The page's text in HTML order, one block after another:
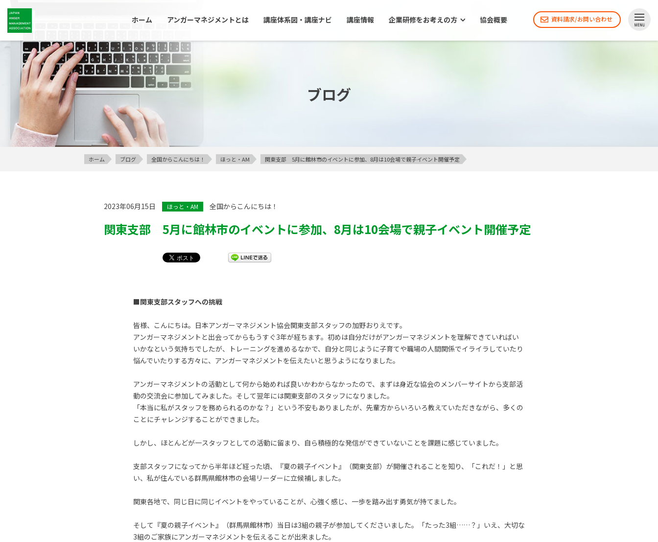
ホーム アンガーマネジメントとは 講座体系図・講座ナビ 講座情報 企業研修をお考えの方 協会概要 資料請求/お問い合わせ
ブログ
ホーム ブログ 全国からこんにちは！ ほっと・AM 関東支部 5月に館林市のイベントに参加、8月は10会場で親子イベント開催予定
2023年06月15日 ほっと・AM 全国からこんにちは！
関東支部 5月に館林市のイベントに参加、8月は10会場で親子イベント開催予定
■関東支部スタッフへの挑戦
皆様、こんにちは。日本アンガーマネジメント協会関東支部スタッフの加野おりえです。
アンガーマネジメントと出会ってからもうすぐ3年が経ちます。初めは自分だけがアンガーマネジメントを理解できていればい
いかなという気持ちでしたが、トレーニングを進めるなかで、自分と同じように子育てや職場の人間関係でイライラしていたり
悩んでいたりする方々に、アンガーマネジメントを伝えたいと思うようになりました。
アンガーマネジメントの活動として何から始めれば良いかわからなかったので、まずは身近な協会のメンバーサイトから支部活
動の交流会に参加してみました。そして翌年には関東支部のスタッフになりました。
「本当に私がスタッフを務められるのかな？」という不安もありましたが、先輩方からいろいろ教えていただきながら、多くの
ことにチャレンジすることができました。
しかし、ほとんどが一スタッフとしての活動に留まり、自ら積極的な発信ができていないことを課題に感じていました。
支部スタッフになってから半年ほど経った頃、『夏の親子イベント』（関東支部）が開催されることを知り、「これだ！」と思
い、私が住んでいる群馬県館林市の会場リーダーに立候補しました。
関東各地で、同じ日に同じイベントをやっていることが、心強く感じ、一歩を踏み出す勇気が持てました。
そして『夏の親子イベント』（群馬県館林市）当日は3組の親子が参加してくださいました。「たった3組……？」いえ、大切な
3組のご家族にアンガーマネジメントを伝えることが出来ました。